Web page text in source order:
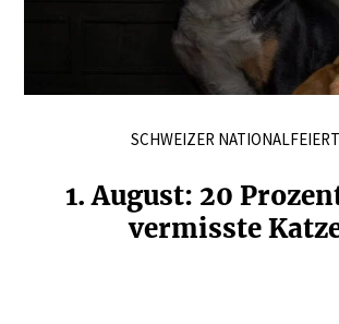
SCHWEIZER
1. August: 20
vermisste